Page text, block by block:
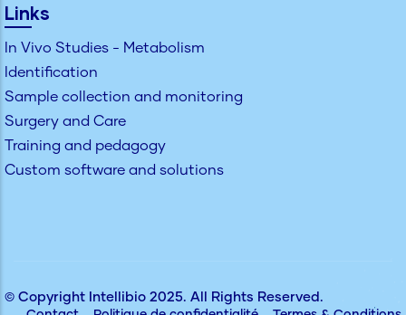
Links
In Vivo Studies - Metabolism
Identification
Sample collection and monitoring
Surgery and Care
Training and pedagogy
Custom software and solutions
© Copyright Intellibio 2025. All Rights Reserved.